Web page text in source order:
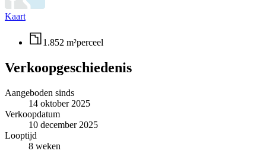
Kaart
1.852 m²perceel
Verkoopgeschiedenis
Aangeboden sinds
14 oktober 2025
Verkoopdatum
10 december 2025
Looptijd
8 weken